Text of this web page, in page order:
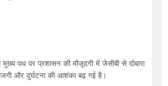
मुख्य पथ पर प्रशासन की मौजूदगी में जेसीबी से दोबारा
और दुर्घटना की आशंका बढ़ गई है।